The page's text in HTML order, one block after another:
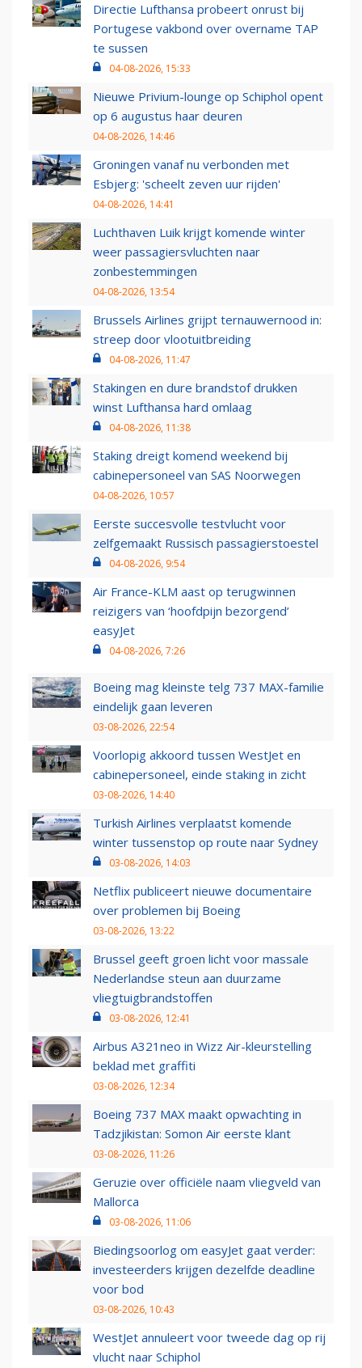
Directie Lufthansa probeert onrust bij
Portugese vakbond over overname TAP
te sussen
04-08-2026, 15:33
Nieuwe Privium-lounge op Schiphol opent
op 6 augustus haar deuren
04-08-2026, 14:46
Groningen vanaf nu verbonden met
Esbjerg: 'scheelt zeven uur rijden'
04-08-2026, 14:41
Luchthaven Luik krijgt komende winter
weer passagiersvluchten naar
zonbestemmingen
04-08-2026, 13:54
Brussels Airlines grijpt ternauwernood in:
streep door vlootuitbreiding
04-08-2026, 11:47
Stakingen en dure brandstof drukken
winst Lufthansa hard omlaag
04-08-2026, 11:38
Staking dreigt komend weekend bij
cabinepersoneel van SAS Noorwegen
04-08-2026, 10:57
Eerste succesvolle testvlucht voor
zelfgemaakt Russisch passagierstoestel
04-08-2026, 9:54
Air France-KLM aast op terugwinnen
reizigers van ‘hoofdpijn bezorgend’
easyJet
04-08-2026, 7:26
Boeing mag kleinste telg 737 MAX-familie
eindelijk gaan leveren
03-08-2026, 22:54
Voorlopig akkoord tussen WestJet en
cabinepersoneel, einde staking in zicht
03-08-2026, 14:40
Turkish Airlines verplaatst komende
winter tussenstop op route naar Sydney
03-08-2026, 14:03
Netflix publiceert nieuwe documentaire
over problemen bij Boeing
03-08-2026, 13:22
Brussel geeft groen licht voor massale
Nederlandse steun aan duurzame
vliegtuigbrandstoffen
03-08-2026, 12:41
Airbus A321neo in Wizz Air-kleurstelling
beklad met graffiti
03-08-2026, 12:34
Boeing 737 MAX maakt opwachting in
Tadzjikistan: Somon Air eerste klant
03-08-2026, 11:26
Geruzie over officiële naam vliegveld van
Mallorca
03-08-2026, 11:06
Biedingsoorlog om easyJet gaat verder:
investeerders krijgen dezelfde deadline
voor bod
03-08-2026, 10:43
WestJet annuleert voor tweede dag op rij
vlucht naar Schiphol